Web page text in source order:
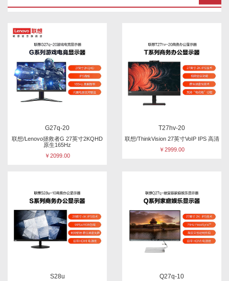
G27q-20
联想/Lenovo拯救者G 27英寸2KQHD
原生165Hz
￥2099.00
T27hv-20
联想/ThinkVision 27英寸VoIP IPS 高清
￥2999.00
S28u Q27q-10